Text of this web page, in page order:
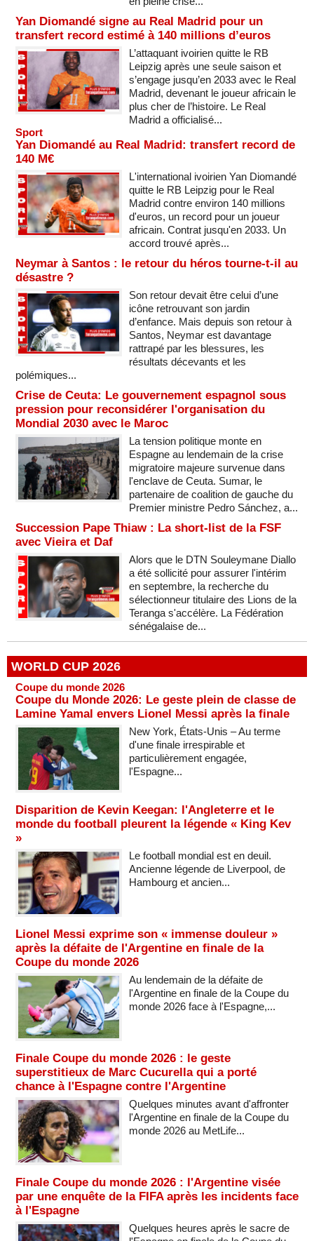
Yan Diomandé signe au Real Madrid pour un
transfert record estimé à 140 millions d’euros
L’attaquant ivoirien quitte le RB
Leipzig après une seule saison et
s’engage jusqu’en 2033 avec le Real
Madrid, devenant le joueur africain le
plus cher de l’histoire. Le Real
Madrid a officialisé...
Sport
Yan Diomandé au Real Madrid: transfert record de
140 M€
L'international ivoirien Yan Diomandé
quitte le RB Leipzig pour le Real
Madrid contre environ 140 millions
d'euros, un record pour un joueur
africain. Contrat jusqu'en 2033. Un
accord trouvé après...
Neymar à Santos : le retour du héros tourne-t-il au
désastre ?
Son retour devait être celui d’une
icône retrouvant son jardin
d’enfance. Mais depuis son retour à
Santos, Neymar est davantage
rattrapé par les blessures, les
résultats décevants et les
polémiques...
Crise de Ceuta: Le gouvernement espagnol sous
pression pour reconsidérer l'organisation du
Mondial 2030 avec le Maroc
La tension politique monte en
Espagne au lendemain de la crise
migratoire majeure survenue dans
l'enclave de Ceuta. Sumar, le
partenaire de coalition de gauche du
Premier ministre Pedro Sánchez, a...
Succession Pape Thiaw : La short-list de la FSF
avec Vieira et Daf
Alors que le DTN Souleymane Diallo
a été sollicité pour assurer l'intérim
en septembre, la recherche du
sélectionneur titulaire des Lions de la
Teranga s'accélère. La Fédération
sénégalaise de...
WORLD CUP 2026
Coupe du monde 2026
Coupe du Monde 2026: Le geste plein de classe de
Lamine Yamal envers Lionel Messi après la finale
New York, États-Unis – Au terme
d'une finale irrespirable et
particulièrement engagée,
l'Espagne...
Disparition de Kevin Keegan: l'Angleterre et le
monde du football pleurent la légende « King Kev
»
Le football mondial est en deuil.
Ancienne légende de Liverpool, de
Hambourg et ancien...
Lionel Messi exprime son « immense douleur »
après la défaite de l'Argentine en finale de la
Coupe du monde 2026
Au lendemain de la défaite de
l'Argentine en finale de la Coupe du
monde 2026 face à l'Espagne,...
Finale Coupe du monde 2026 : le geste
superstitieux de Marc Cucurella qui a porté
chance à l'Espagne contre l'Argentine
Quelques minutes avant d'affronter
l'Argentine en finale de la Coupe du
monde 2026 au MetLife...
Finale Coupe du monde 2026 : l'Argentine visée
par une enquête de la FIFA après les incidents face
à l'Espagne
Quelques heures après le sacre de